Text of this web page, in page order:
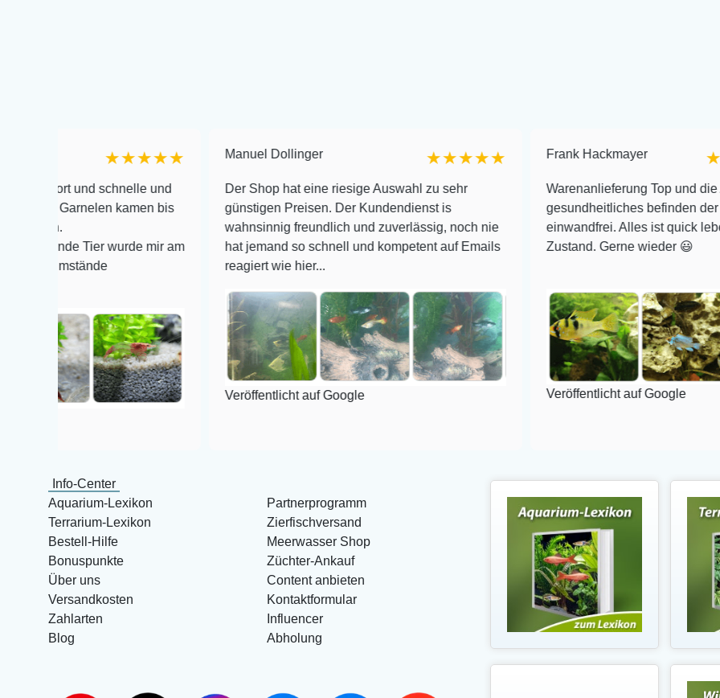
★★★★★
und schnelle und
Garnelen kamen bis
Tier wurde mir am
Umstände
Manuel Dollinger ★★★★★
Der Shop hat eine riesige Auswahl zu sehr
günstigen Preisen. Der Kundendienst is
wahnsinnig freundlich und zuverlässig, noch nie
hat jemand so schnell und kompetent auf Emails
reagiert wie hier...
Veröffentlicht auf Google
Frank Hackmayer
Warenanlieferung Top und die
gesundheitliches befinden der
einwandfrei. Alles ist quick
Zustand. Gerne wieder 😃
Veröffentlicht auf Google
Info-Center
Aquarium-Lexikon
Terrarium-Lexikon
Bestell-Hilfe
Bonuspunkte
Über uns
Versandkosten
Zahlarten
Blog
Partnerprogramm
Zierfischversand
Meerwasser Shop
Züchter-Ankauf
Content anbieten
Kontaktformular
Influencer
Abholung